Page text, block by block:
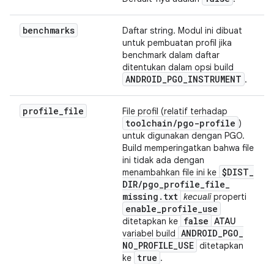
benchmarks
Daftar string. Modul ini dibuat
untuk pembuatan profil jika
benchmark dalam daftar
ditentukan dalam opsi build
ANDROID_PGO_INSTRUMENT .
profile_file File profil (relatif terhadap
toolchain/pgo-profile )
untuk digunakan dengan PGO.
Build memperingatkan bahwa file
ini tidak ada dengan
menambahkan file ini ke $DIST_
DIR/pgo_profile_file_
missing . txt kecualiproperti
enable_profile_use
ditetapkan ke false ATAU
variabel build ANDROID_PGO_
NO_PROFILE_USE ditetapkan
ke true .